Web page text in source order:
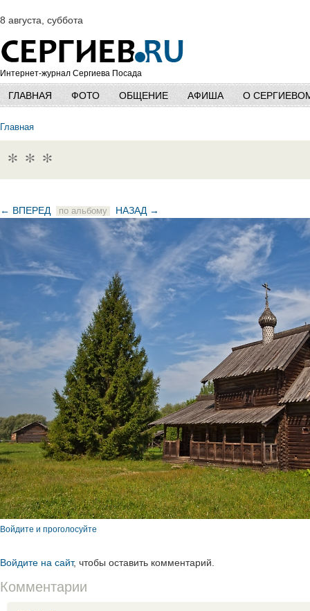
8 августа, суббота
Интернет-журнал Сергиева Посада
ГЛАВНАЯ ФОТО ОБЩЕНИЕ АФИША О
Главная
* * *
← ВПЕРЕД по альбому НАЗАД →
Войдите и проголосуйте
Войдите на сайт, чтобы оставить комментарий.
Комментарии